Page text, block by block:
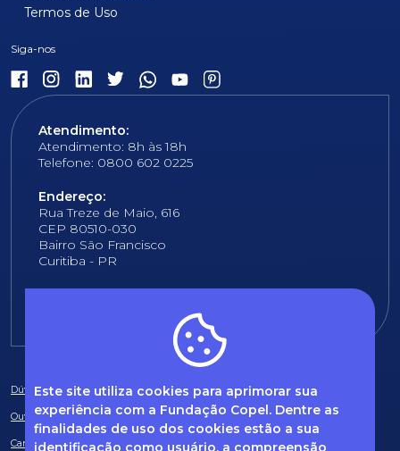
Este site utiliza cookies para aprimorar sua
experiência com a Fundação Copel. Dentre as
finalidades de uso dos cookies estão a sua
identificação como usuário, a compreensão
Termos de Uso
Atendimento:
Atendimento: 8h às 18h
Telefone: 0800 602 0225
Endereço:
Rua Treze de Maio, 616
CEP 80510-030
Bairro São Francisco
Curitiba - PR
Dúvidas frequentes
Ouvidoria
Canal de Denúncias